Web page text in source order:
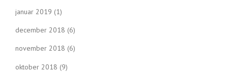
januar 2019 (1)
december 2018 (6)
november 2018 (6)
oktober 2018 (9)